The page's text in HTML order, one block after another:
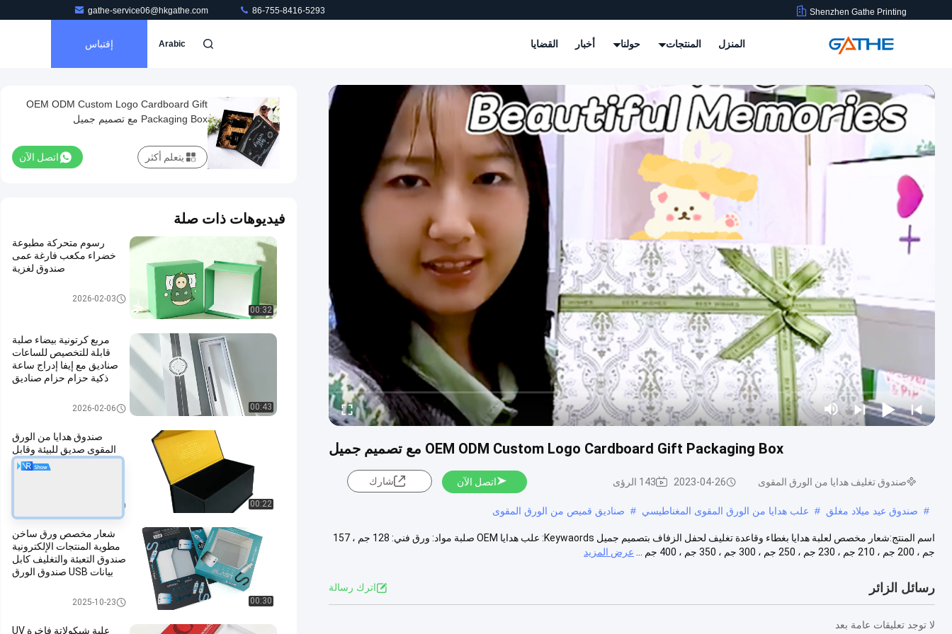
Shenzhen Gathe Printing
gathe-service06@hkgathe.com 86-755-8416-5293
المنزل المنتجات حولنا أخبار القضايا Arabic إقتباس
OEM ODM Custom Logo Cardboard Gift Packaging Box مع تصميم جميل
صندوق تغليف هدايا من الورق المقوى 2023-04-26 143 الرؤى اتصل الآن شارك
# صندوق عيد ميلاد مغلق # علب هدايا من الورق المقوى المغناطيسي # صناديق قميص من الورق المقوى
اسم المنتج:شعار مخصص لعلبة هدايا بغطاء وقاعدة تغليف لحفل الزفاف بتصميم جميل Keywaords: علب هدايا OEM صلبة مواد: ورق فني: 128 جم ، 157
جم ، 200 جم ، 210 جم ، 230 جم ، 250 جم ، 300 جم ، 350 جم ، 400 جم ...
عرض المزيد
رسائل الزائر اترك رسالة
لا توجد تعليقات عامة بعد
OEM ODM Custom Logo Cardboard Gift
Packaging Box مع تصميم جميل
اتصل الآن يتعلم أكثر
فيديوهات ذات صلة
00:32
رسوم متحركة مطبوعة
خضراء مكعب فارغة عمى
صندوق لغزية
صندوق تغليف هدايا من الورق المق
2026-02-03
00:43
مربع كرتونية بيضاء صلبة
قابلة للتخصيص للساعات
صناديق مع إيفا إدراج ساعة
ذكية حزام حزام صناديق
صندوق تغليف هدايا من الورق المق
2026-02-06
00:22
صندوق هدايا من الورق
المقوى صديق للبيئة وقابل
للتخصيص، صندوق هدايا
صندوق تغليف هدايا من الورق المق
00:30
شعار مخصص ورق ساخن
مطوية المنتجات الإلكترونية
صندوق التعبئة والتغليف كابل
بيانات USB صندوق الورق
صندوق تغليف كابل البيانات
2025-10-23
علبة شيكولاتة فاخرة UV